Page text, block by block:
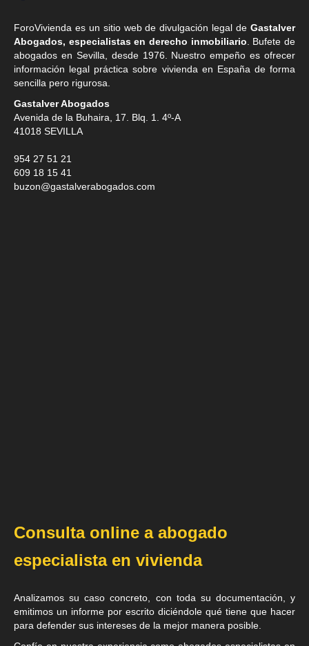
ForoVivienda es un sitio web de divulgación legal de Gastalver
Abogados, especialistas en derecho inmobiliario . Bufete de
abogados en Sevilla , desde 1976. Nuestro empeño es ofrecer
información legal práctica sobre vivienda en España de forma
sencilla pero rigurosa.
Gastalver Abogados
Avenida de la Buhaira, 17. Blq. 1. 4º-A
41018 SEVILLA
954 27 51 21
609 18 15 41
buzon@gastalverabogados.com
Consulta online a abogado
especialista en vivienda
Analizamos su caso concreto, con toda su documentación, y
emitimos un informe por escrito diciéndole qué tiene que hacer
para defender sus intereses de la mejor manera posible.